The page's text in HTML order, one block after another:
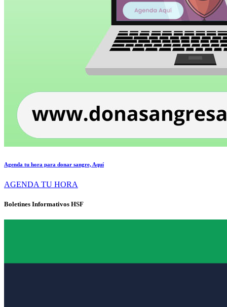
Agenda tu hora para donar sangre, Aquí
AGENDA TU HORA
Boletines Informativos HSF